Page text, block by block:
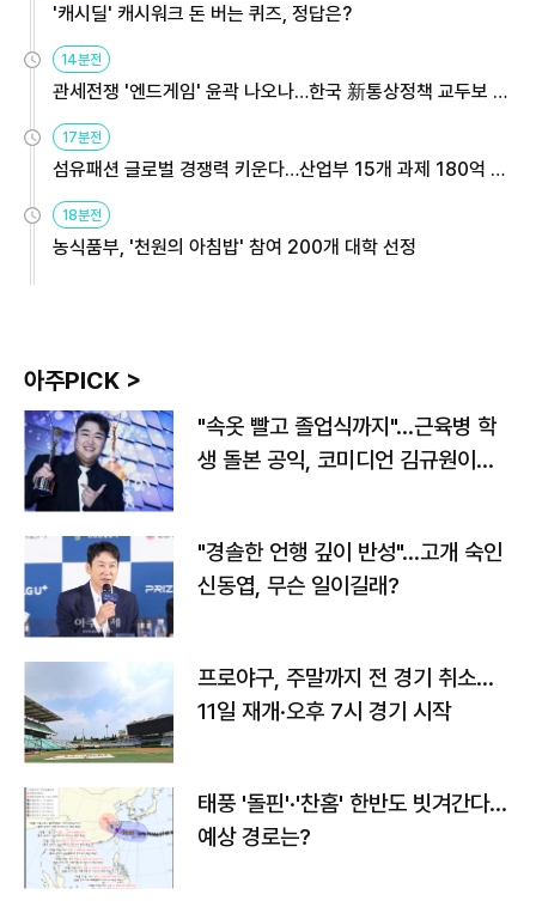
'캐시딜' 캐시워크 돈 버는 퀴즈, 정답은?
14분전
관세전쟁 '엔드게임' 윤곽 나오나…한국 新통상정책 교두보 활
17분전
섬유패션 글로벌 경쟁력 키운다…산업부 15개 과제 180억 지
18분전
농식품부, '천원의 아침밥' 참여 200개 대학 선정
아주PICK >
"속옷 빨고 졸업식까지"…근육병 학
생 돌본 공익, 코미디언 김규원이었
"경솔한 언행 깊이 반성"…고개 숙인
신동엽, 무슨 일이길래?
프로야구, 주말까지 전 경기 취소…
11일 재개·오후 7시 경기 시작
태풍 '돌핀'·'찬홈' 한반도 빗겨간다…
예상 경로는?